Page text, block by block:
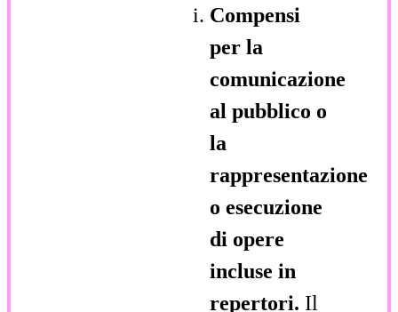
Compensi
per la
comunicazione
al pubblico o
la
rappresentazione
o esecuzione
di opere
incluse in
repertori. Il